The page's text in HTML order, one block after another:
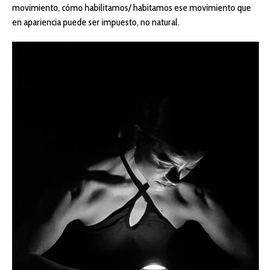
movimiento, cómo habilitamos/ habitamos ese movimiento que
en apariencia puede ser impuesto, no natural.